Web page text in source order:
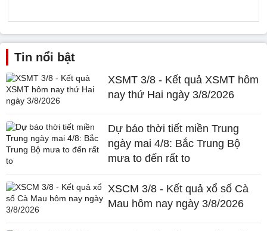
Tin nổi bật
XSMT 3/8 - Kết quả XSMT hôm
nay thứ Hai ngày 3/8/2026
Dự báo thời tiết miền Trung
ngày mai 4/8: Bắc Trung Bộ
mưa to đến rất to
XSCM 3/8 - Kết quả xổ số Cà
Mau hôm nay ngày 3/8/2026